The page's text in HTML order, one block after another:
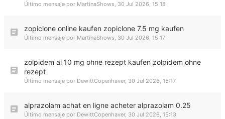
Último mensaje por MartinaShows, 30 Jul 2026, 15:18
zopiclone online kaufen zopiclone 7.5 mg kaufen
Último mensaje por MartinaShows, 30 Jul 2026, 15:17
zolpidem al 10 mg ohne rezept kaufen zolpidem ohne
rezept
Último mensaje por DewittCopenhaver, 30 Jul 2026, 15:17
alprazolam achat en ligne acheter alprazolam 0.25
Último mensaje por DewittCopenhaver, 30 Jul 2026, 15:13